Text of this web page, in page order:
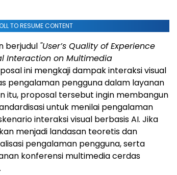
TO RESUME CONTENT
berjudul "User’s Quality of Experience
Interaction on Multimedia
ini mengkaji dampak interaksi visual
pengalaman pengguna dalam layanan
itu, proposal tersebut ingin membangun
untuk menilai pengalaman
interaksi visual berbasis AI. Jika
menjadi landasan teoretis dan
pengalaman pengguna, serta
konferensi multimedia cerdas